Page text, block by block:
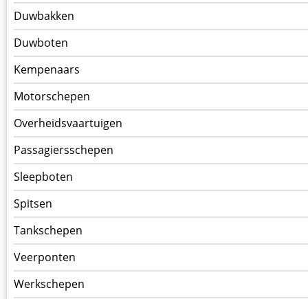
Duwbakken
Duwboten
Kempenaars
Motorschepen
Overheidsvaartuigen
Passagiersschepen
Sleepboten
Spitsen
Tankschepen
Veerponten
Werkschepen